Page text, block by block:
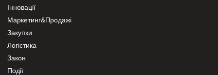
Інновації
Маркетинг&Продажі
Закупки
Логістика
Закон
Події